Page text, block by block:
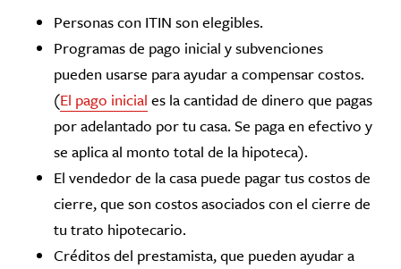
Personas con ITIN son elegibles.
Programas de pago inicial y subvenciones
pueden usarse para ayudar a compensar costos.
(El pago inicial es la cantidad de dinero que pagas
por adelantado por tu casa. Se paga en efectivo y
se aplica al monto total de la hipoteca).
El vendedor de la casa puede pagar tus costos de
cierre, que son costos asociados con el cierre de
tu trato hipotecario.
Créditos del prestamista, que pueden ayudar a